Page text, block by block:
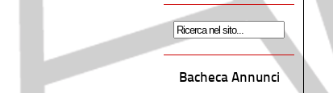
Bacheca Annunci